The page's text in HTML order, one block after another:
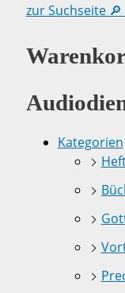
zur Suchseite
Kategorien